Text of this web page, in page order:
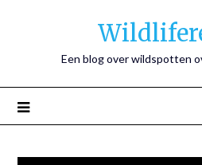
Een blog over wildspotten